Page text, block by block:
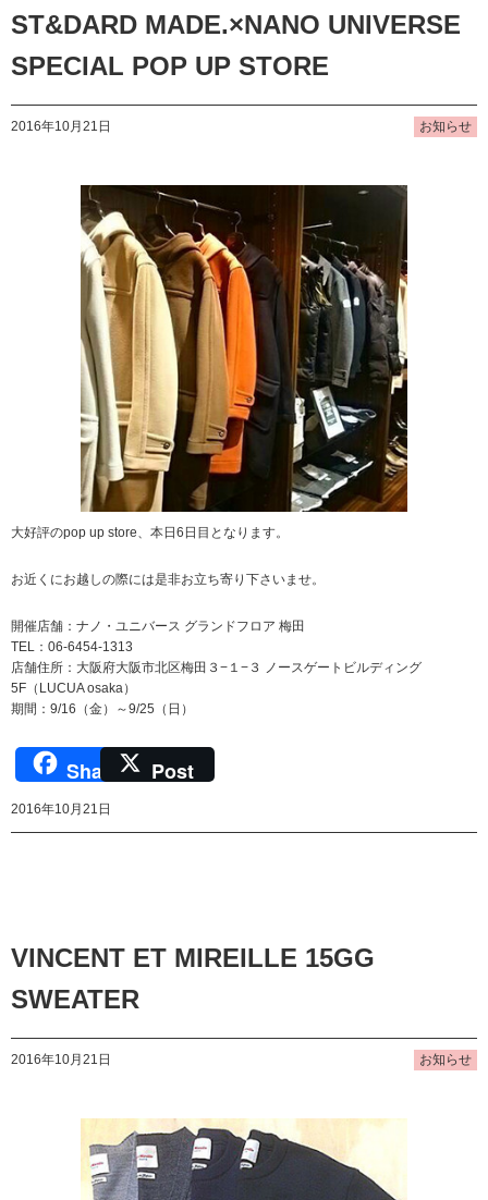
ST&DARD MADE.×NANO UNIVERSE
SPECIAL POP UP STORE
2016年10月21日 お知らせ
大好評のpop up store、本日6日目となります。
お近くにお越しの際には是非お立ち寄り下さいませ。
開催店舗：ナノ・ユニバース グランドフロア 梅田
TEL：06-6454-1313
店舗住所：大阪府大阪市北区梅田３−１−３ ノースゲートビルディング
5F（LUCUA osaka）
期間：9/16（金）～9/25（日）
Share Post
2016年10月21日
VINCENT ET MIREILLE 15GG
SWEATER
2016年10月21日 お知らせ